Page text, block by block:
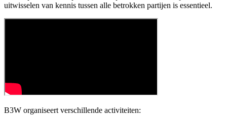
uitwisselen van kennis tussen alle betrokken partijen is essentieel.
B3W organiseert verschillende activiteiten: